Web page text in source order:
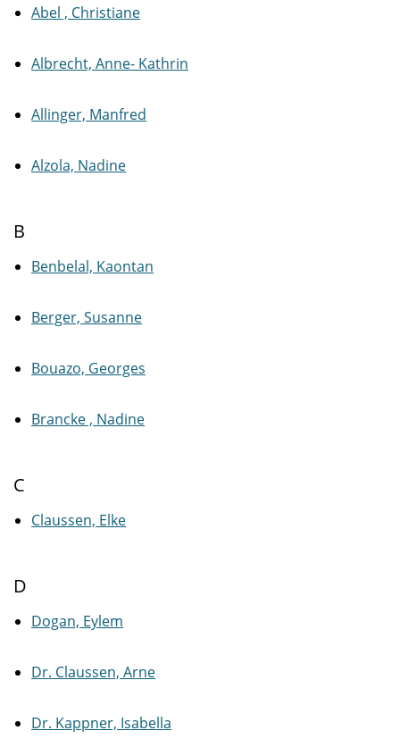
Abel , Christiane
Albrecht, Anne- Kathrin
Allinger, Manfred
Alzola, Nadine
B
Benbelal, Kaontan
Berger, Susanne
Bouazo, Georges
Brancke , Nadine
C
Claussen, Elke
D
Dogan, Eylem
Dr. Claussen, Arne
Dr. Kappner, Isabella